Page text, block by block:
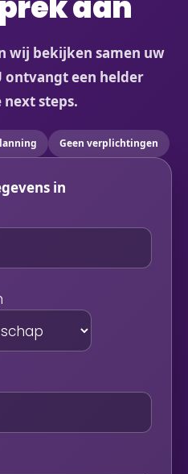
wij bekijken samen uw
ontvangt een helder
steps.
Geen verplichtingen
in